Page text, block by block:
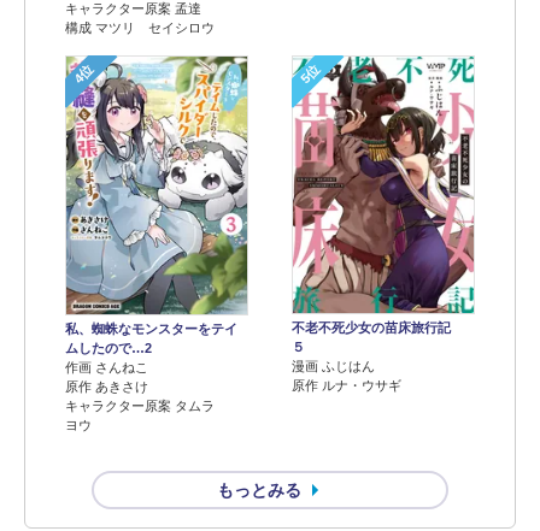
キャラクター原案 孟達
構成 マツリ セイシロウ
4位
私、蜘蛛なモンスターをテイ
ムしたので…2
作画 さんねこ
原作 あきさけ
キャラクター原案 タムラ
ヨウ
5位
不老不死少女の苗床旅行記
５
漫画 ふじはん
原作 ルナ・ウサギ
もっとみる